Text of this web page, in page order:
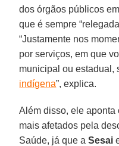
dos órgãos públicos
que é sempre
“Justamente nos
por serviços, em que
municipal ou estadual,
indígena”, explica.
Além disso, ele aponta
mais afetados pela
Saúde, já que aSesai